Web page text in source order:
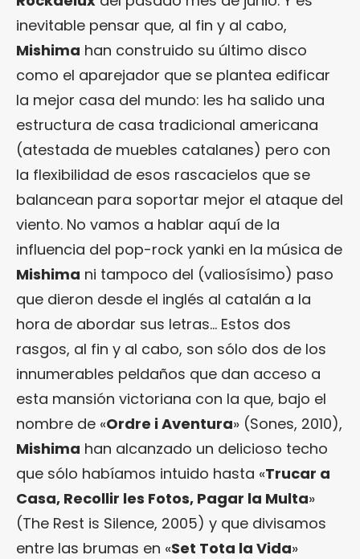
inevitable pensar que, al fin y al cabo,
Mishima han construido su último disco
como el aparejador que se plantea edificar
la mejor casa del mundo: les ha salido una
estructura de casa tradicional americana
(atestada de muebles catalanes) pero con
la flexibilidad de esos rascacielos que se
balancean para soportar mejor el ataque del
viento. No vamos a hablar aquí de la
influencia del pop-rock yanki en la música de
Mishima ni tampoco del (valiosísimo) paso
que dieron desde el inglés al catalán a la
hora de abordar sus letras… Estos dos
rasgos, al fin y al cabo, son sólo dos de los
innumerables peldaños que dan acceso a
esta mansión victoriana con la que, bajo el
nombre de «Ordre i Aventura» (Sones, 2010),
Mishima han alcanzado un delicioso techo
que sólo habíamos intuido hasta «Trucar a
Casa, Recollir les Fotos, Pagar la Multa»
(The Rest is Silence, 2005) y que divisamos
entre las brumas en «Set Tota la Vida»